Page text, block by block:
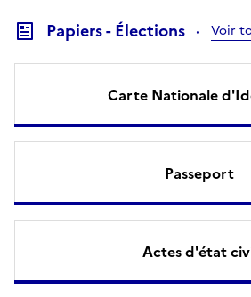
Papiers - Élections Voir
Carte Nationale
Passeport
Actes d'état